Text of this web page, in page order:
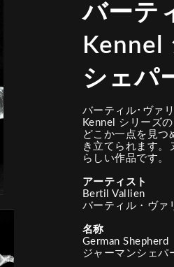
バーテ
Kennel
シェパ
バーティル･ヴァ
Kennel シリーズ
どこか一点を見つ
き立てられます。
らしい作品です。
アーティスト
Bertil Vallien
バーティル・ヴァ
名称
German Shepherd
ジャーマンシェパ